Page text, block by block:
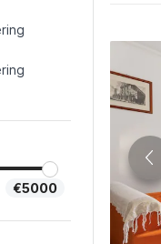
€5000